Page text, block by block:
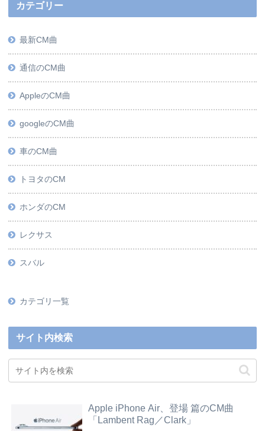
カテゴリー
最新CM曲
通信のCM曲
AppleのCM曲
googleのCM曲
車のCM曲
トヨタのCM
ホンダのCM
レクサス
スバル
カテゴリ一覧
サイト内検索
Apple iPhone Air、登場 篇のCM曲
「Lambent Rag／Clark」